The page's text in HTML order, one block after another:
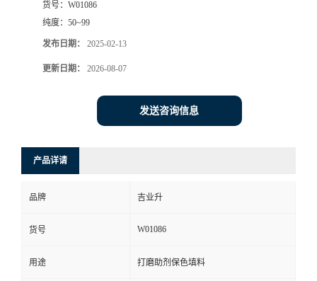
货号： W01086
纯度： 50~99
发布日期： 2025-02-13
更新日期： 2026-08-07
发送咨询信息
产品详请
品牌 吉业升
货号 W01086
用途 打磨助剂保色填料